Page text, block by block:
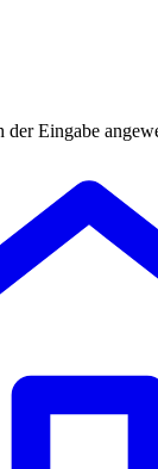
Eingabe